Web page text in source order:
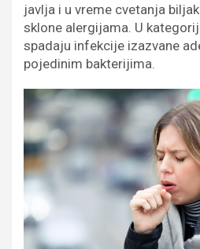
javlja i u vreme cvetanja
sklone alergijama. U
spadaju infekcije izazvane
pojedinim bakterijima.